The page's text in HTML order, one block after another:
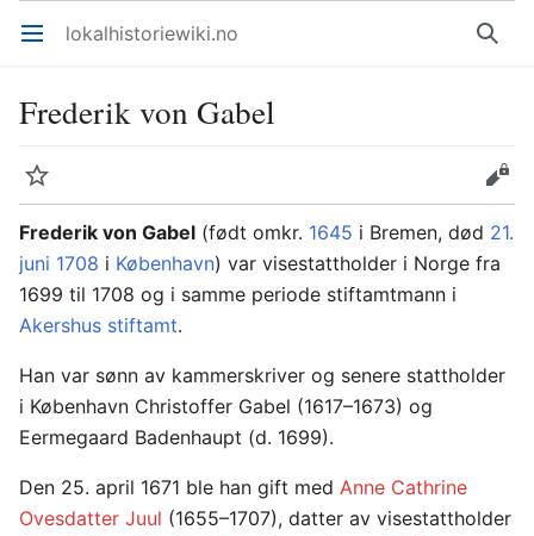
Åpne hovedmenyen lokalhistoriewiki.no Søk
Frederik von Gabel
Overvåk
Rediger
Frederik von Gabel (født omkr. 1645 i Bremen, død 21.
juni 1708 i København) var visestattholder i Norge fra
1699 til 1708 og i samme periode stiftamtmann i
Akershus stiftamt.
Han var sønn av kammerskriver og senere stattholder
i København Christoffer Gabel (1617–1673) og
Eermegaard Badenhaupt (d. 1699).
Den 25. april 1671 ble han gift med Anne Cathrine
Ovesdatter Juul (1655–1707), datter av visestattholder